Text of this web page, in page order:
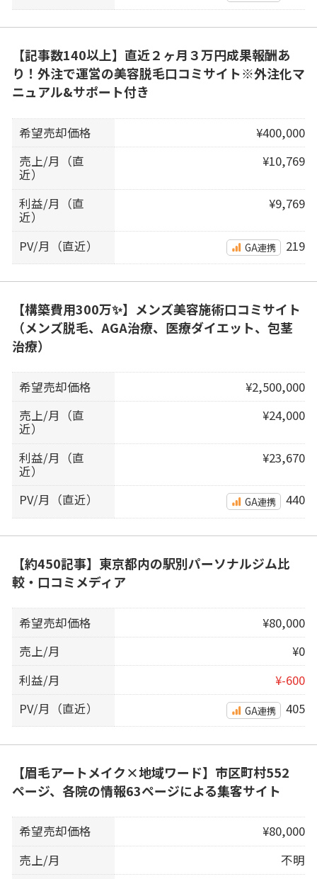
【記事数140以上】直近２ヶ月３万円成果報酬あ
り！外注で運営の美容脱毛口コミサイト※外注化マ
ニュアル&サポート付き
希望売却価格
¥400,000
売上/月（直
近）
¥10,769
利益/月（直
近）
¥9,769
PV/月（直近） GA連携 219
【構築費用300万✨】メンズ美容施術口コミサイト
（メンズ脱毛、AGA治療、医療ダイエット、包茎
治療）
希望売却価格
¥2,500,000
売上/月（直
近）
¥24,000
利益/月（直
近）
¥23,670
PV/月（直近） GA連携 440
【約450記事】東京都内の駅別パーソナルジム比
較・口コミメディア
希望売却価格
¥80,000
売上/月
¥0
利益/月
¥-600
PV/月（直近）
GA連携 405
【眉毛アートメイク×地域ワード】市区町村552
ページ、各院の情報63ページによる集客サイト
希望売却価格
¥80,000
売上/月
不明